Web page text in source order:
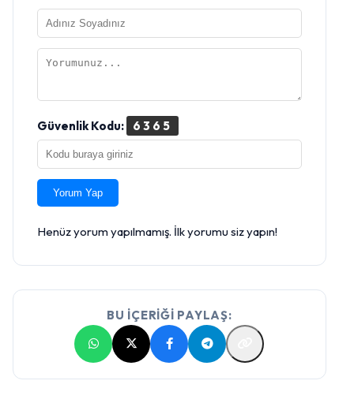
Güvenlik Kodu: 6365
Yorum Yap
Henüz yorum yapılmamış. İlk yorumu siz yapın!
BU İÇERİĞİ PAYLAŞ: